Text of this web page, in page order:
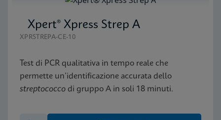
Xpert® Xpress Strep A
XPRSTREPA-CE-10
Test di PCR qualitativa in tempo reale che
permette un’identificazione accurata dello
streptococco di gruppo A in soli 18 minuti.